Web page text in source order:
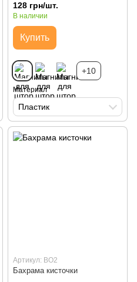
128 грн/шт.
В наличии
Купить
+10
Материал
Пластик
Артикул: BO2
Бахрама кисточки